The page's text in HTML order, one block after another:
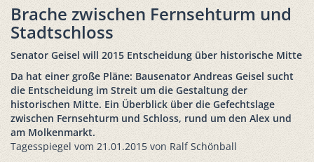
Brache zwischen Fernsehturm und
Stadtschloss
Senator Geisel will 2015 Entscheidung über historische Mitte
Da hat einer große Pläne: Bausenator Andreas Geisel sucht
die Entscheidung im Streit um die Gestaltung der
historischen Mitte. Ein Überblick über die Gefechtslage
zwischen Fernsehturm und Schloss, rund um den Alex und
am Molkenmarkt.
Tagesspiegel vom 21.01.2015 von Ralf Schönball